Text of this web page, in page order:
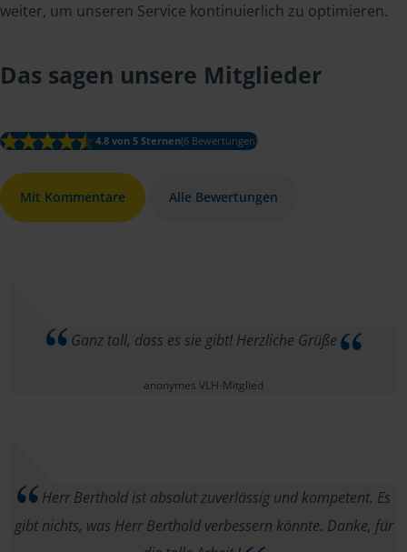
weiter, um unseren Service kontinuierlich zu optimieren.
Das sagen unsere Mitglieder
4.8 von 5 Sternen(6 Bewertungen)
Mit Kommentare Alle Bewertungen
Ganz toll, dass es sie gibt! Herzliche Grüße
anonymes VLH-Mitglied
Herr Berthold ist absolut zuverlässig und kompetent. Es
gibt nichts, was Herr Berthold verbessern könnte. Danke, für